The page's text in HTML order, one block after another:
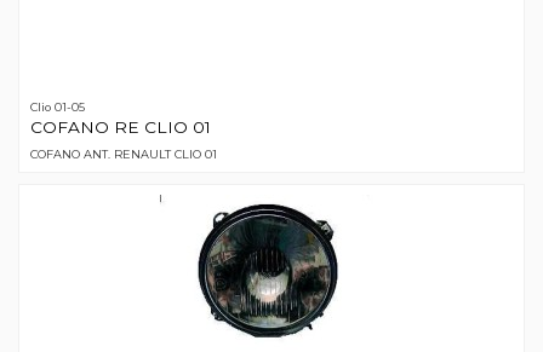
Clio 01-05
COFANO RE CLIO 01
COFANO ANT. RENAULT CLIO 01